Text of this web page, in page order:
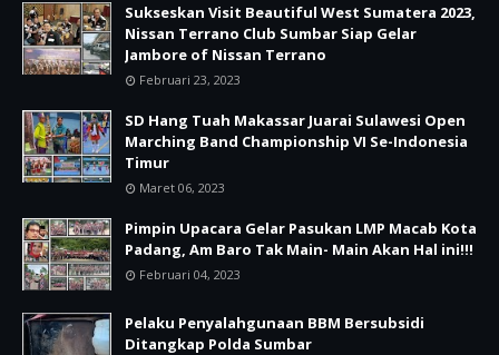
Sukseskan Visit Beautiful West Sumatera 2023,
Nissan Terrano Club Sumbar Siap Gelar
Jambore of Nissan Terrano
Februari 23, 2023
SD Hang Tuah Makassar Juarai Sulawesi Open
Marching Band Championship VI Se-Indonesia
Timur
Maret 06, 2023
Pimpin Upacara Gelar Pasukan LMP Macab Kota
Padang, Am Baro Tak Main- Main Akan Hal ini!!!
Februari 04, 2023
Pelaku Penyalahgunaan BBM Bersubsidi
Ditangkap Polda Sumbar